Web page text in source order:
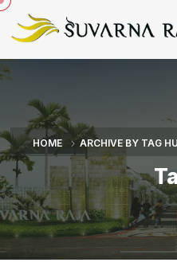
HOME ARCHIVE BY TAG